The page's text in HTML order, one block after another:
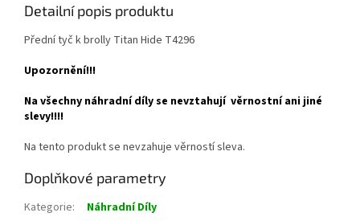
Detailní popis produktu
Přední tyč k brolly Titan Hide T4296
Upozornění!!!
Na všechny náhradní díly se nevztahují věrnostní ani jiné
slevy!!!!
Na tento produkt se nevzahuje věrností sleva.
Doplňkové parametry
Kategorie:
Náhradní Díly